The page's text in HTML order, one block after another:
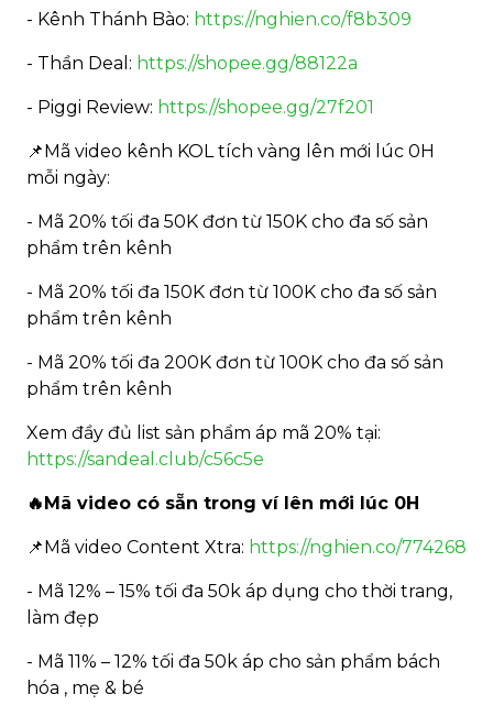
- Kênh Thánh Bào: https://nghien.co/f8b309
- Thần Deal: https://shopee.gg/88122a
- Piggi Review: https://shopee.gg/27f201
📌Mã video kênh KOL tích vàng lên mới lúc 0H
mỗi ngày:
- Mã 20% tối đa 50K đơn từ 150K cho đa số sản
phẩm trên kênh
- Mã 20% tối đa 150K đơn từ 100K cho đa số sản
phẩm trên kênh
- Mã 20% tối đa 200K đơn từ 100K cho đa số sản
phẩm trên kênh
Xem đầy đủ list sản phẩm áp mã 20% tại:
https://sandeal.club/c56c5e
🔥Mã video có sẵn trong ví lên mới lúc 0H
📌Mã video Content Xtra: https://nghien.co/774268
- Mã 12% – 15% tối đa 50k áp dụng cho thời trang,
làm đẹp
- Mã 11% – 12% tối đa 50k áp cho sản phẩm bách
hóa , mẹ & bé